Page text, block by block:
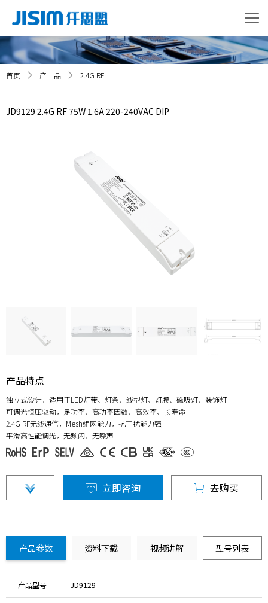
首页 产 品 2.4G RF
JD9129 2.4G RF 75W 1.6A 220-240VAC DIP
产品特点
独立式设计，适用于LED灯带、灯条、线型灯、灯膜、磁吸灯、装饰灯
可调光恒压驱动，足功率、高功率因数、高效率、长寿命
2.4G RF无线通信，Mesh组网能力，抗干扰能力强
平滑高性能调光，无频闪，无噪声
立即咨询 去购买
产品参数 资料下载 视频讲解 型号列表
产品型号 JD9129